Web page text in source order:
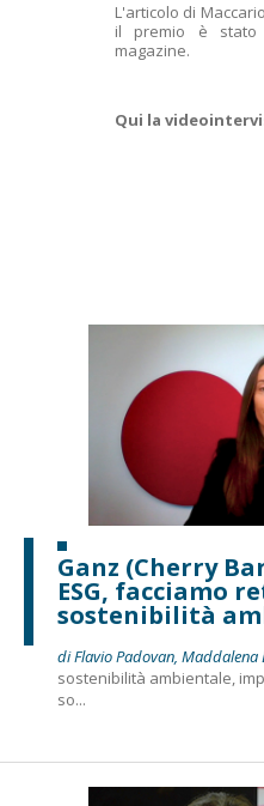
L'articolo di
il premio è stato
magazine.
Qui la
Ganz (Cherry
ESG, facciamo
sostenibilità
di Flavio Padovan,
sostenibilità ambientale,
so...